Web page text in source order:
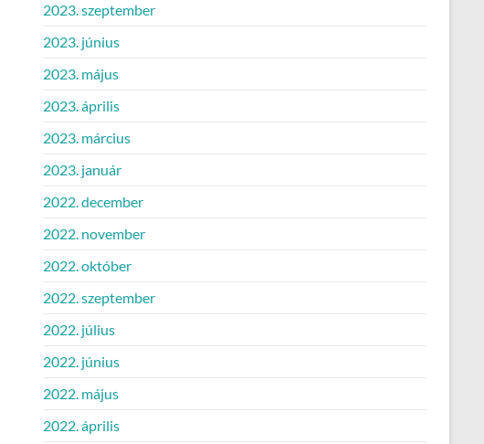
2023. szeptember
2023. június
2023. május
2023. április
2023. március
2023. január
2022. december
2022. november
2022. október
2022. szeptember
2022. július
2022. június
2022. május
2022. április